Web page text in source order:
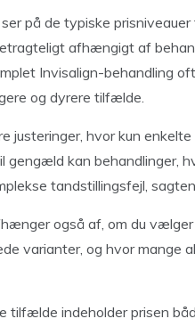
på de typiske
afhængigt af
Invisalign-behandling
og dyrere tilfælde.
justeringer, hvor kun
gengæld kan behandlinger,
tandstillingsfejl,
også af, om du
varianter, og hvor mange
tilfælde indeholder prisen